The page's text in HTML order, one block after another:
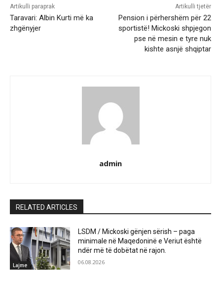
Artikulli paraprak
Taravari: Albin Kurti më ka
zhgënyjer
Artikulli tjetër
Pension i përhershëm për 22
sportistë! Mickoski shpjegon
pse në mesin e tyre nuk
kishte asnjë shqiptar
admin
RELATED ARTICLES
Lajme
LSDM / Mickoski gënjen sërish – paga
minimale në Maqedoninë e Veriut është
ndër më të dobëtat në rajon.
06.08.2026